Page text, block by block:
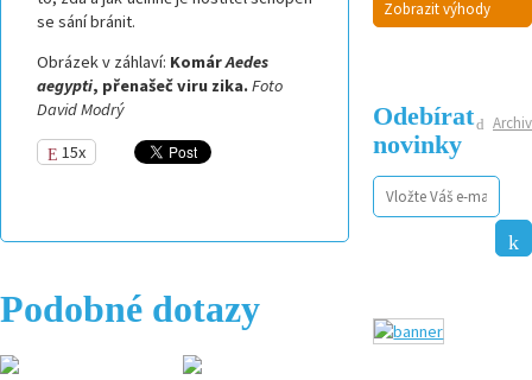
se sání bránit.
Obrázek v záhlaví: KomárAedes
aegypti, přenašeč viru zika.Foto
David Modrý
15x
Podobné dotazy
Zobrazit výhody
Archiv
Odebírat
novinky